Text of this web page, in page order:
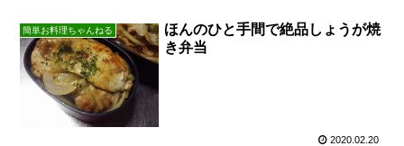
簡単お料理ちゃんねる
ほんのひと手間で絶品しょうが焼
き弁当
2020.02.20